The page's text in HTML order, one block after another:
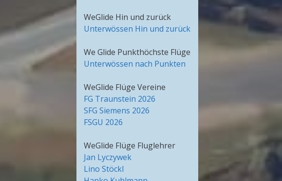
WeGlide Hin und zurück
Unterwössen Hin und zurück
We Glide Punkthöchste Flüge
Unterwössen nach Punkten
WeGlide Flüge Vereine
FG Traunstein 2026
SFG Siemens 2026
FSGU 2026
WeGlide Flüge Fluglehrer
Jan Lyczywek
Lino Stöckl